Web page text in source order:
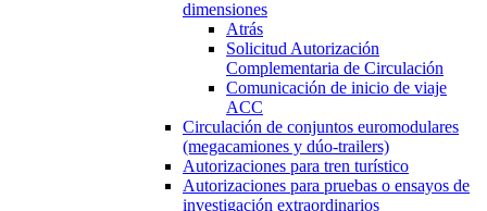
dimensiones
Atrás
Solicitud Autorización
Complementaria de Circulación
Comunicación de inicio de viaje
ACC
Circulación de conjuntos euromodulares
(megacamiones y dúo-trailers)
Autorizaciones para tren turístico
Autorizaciones para pruebas o ensayos de
investigación extraordinarios